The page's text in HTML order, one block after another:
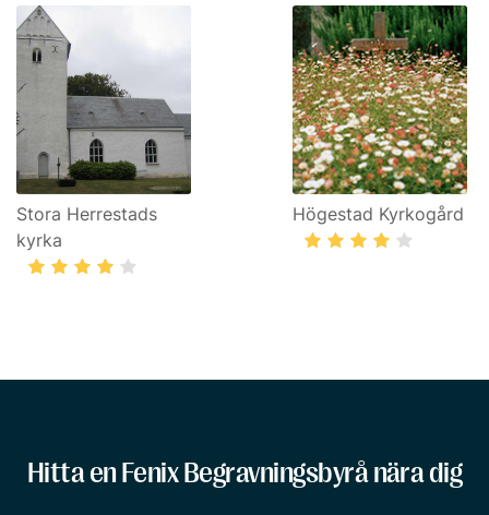
Stora Herrestads
kyrka
Högestad Kyrkogård
Hitta en Fenix Begravningsbyrå nära dig